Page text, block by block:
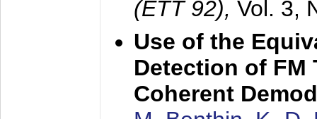
(ETT 92), Vol. 3,
Use of the
Detection of FM
Coherent